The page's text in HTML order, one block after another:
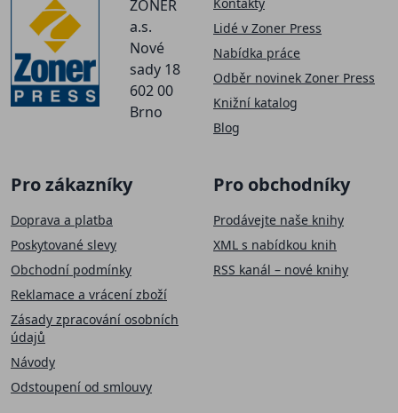
ZONER
a.s.
Nové
sady 18
602 00
Brno
Lidé v Zoner Press
Nabídka práce
Odběr novinek Zoner Press
Knižní katalog
Blog
Pro zákazníky
Doprava a platba
Poskytované slevy
Obchodní podmínky
Reklamace a vrácení zboží
Zásady zpracování osobních
údajů
Návody
Odstoupení od smlouvy
Pro obchodníky
Prodávejte naše knihy
XML s nabídkou knih
RSS kanál – nové knihy